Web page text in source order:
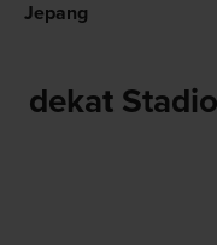
Jepang
dekat